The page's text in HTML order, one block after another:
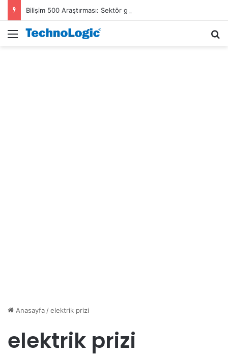
Menü
Anasayfa/elektrik prizi
elektrik prizi